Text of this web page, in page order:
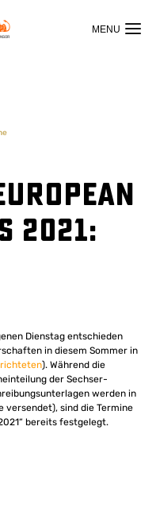
2021:
Dienstag entschieden
in diesem Sommer in
). Während die
der Sechser-
werden in
versendet), sind die Termine
bereits festgelegt.